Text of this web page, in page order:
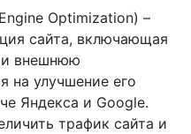
Optimization) –
сайта, включающая
внешнюю
на улучшение его
Яндекса и Google.
трафик сайта и